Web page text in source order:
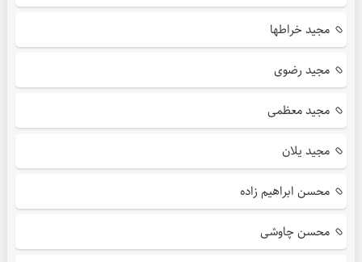
مجید خراطها
مجید رضوی
مجید معظمی
مجید یلان
محسن ابراهیم زاده
محسن چاوشی